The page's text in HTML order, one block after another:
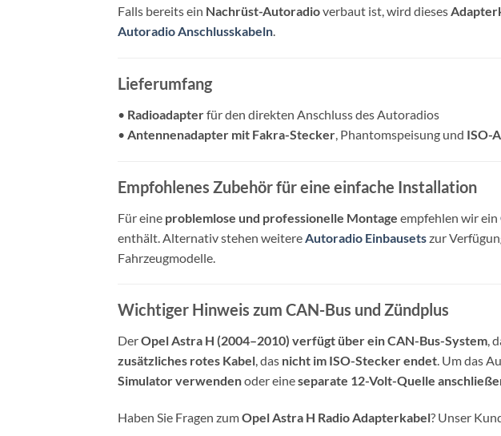
Falls bereits ein Nachrüst-Autoradioverbaut ist, wird dieses
Autoradio Anschlusskabeln.
Lieferumfang
• Radioadapterfür den direkten Anschluss des Autoradios
• Antennenadapter mit Fakra-Stecker, Phantomspeisung und ISO-
Empfohlenes Zubehör für eine einfache Installation
Für eine problemlose und professionelle Montage empfehlen wir ein
enthält. Alternativ stehen weitere Autoradio Einbausetszur
Fahrzeugmodelle.
Wichtiger Hinweis zum CAN-Bus und Zündplus
DerOpel Astra H (2004–2010) verfügt über ein CAN-Bus-System,
zusätzliches rotes Kabel, das nicht im ISO-Stecker endet. Um das
Simulator verwendenoder eineseparate 12-Volt-Quelle
Haben Sie Fragen zumOpel Astra H Radio Adapterkabel? Unser